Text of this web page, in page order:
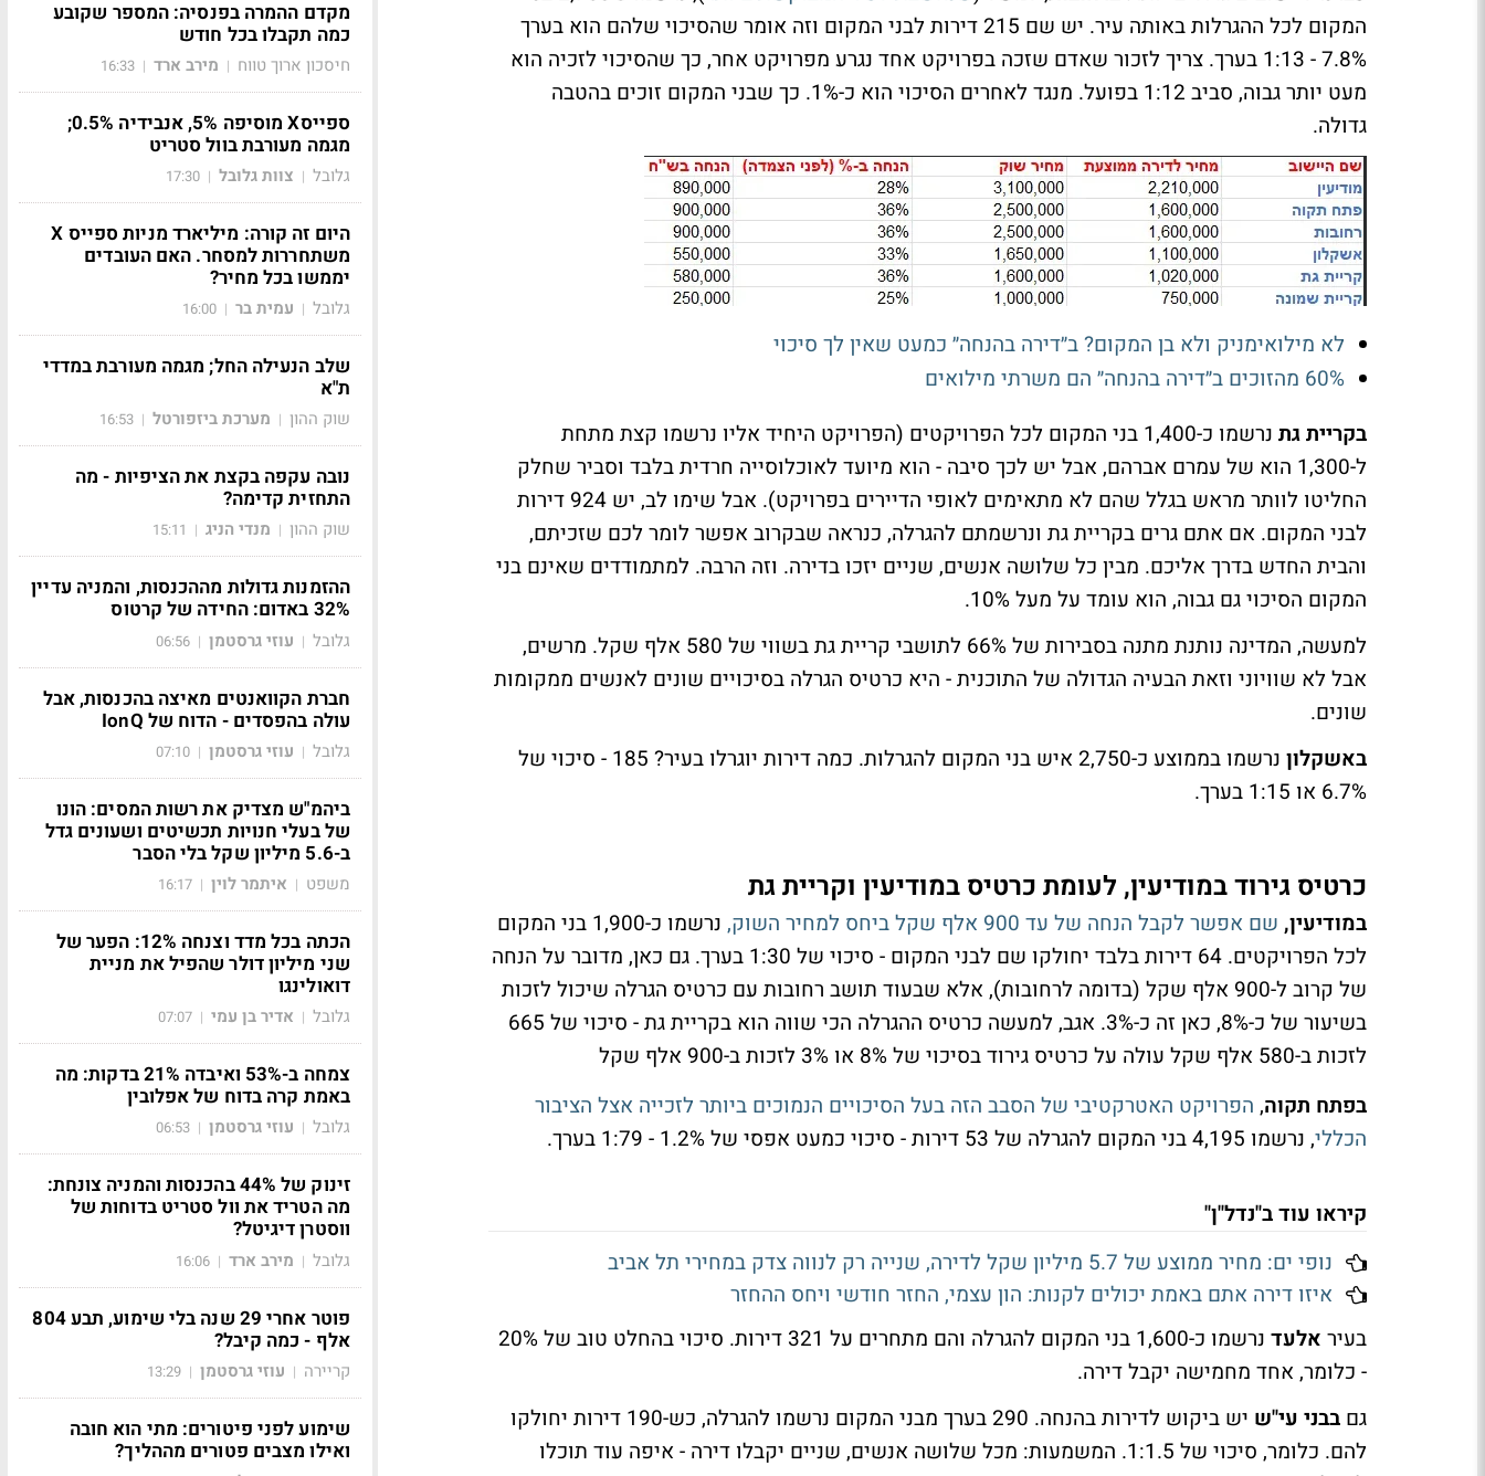
המקום לכל ההגרלות באותה עיר. יש שם 215 דירות לבני המקום וזה אומר שהסיכוי שלהם הוא בערך
7.8% - 1:13 בערך. צריך לזכור שאדם שזכה בפרויקט אחד נגרע מפרויקט אחר, כך שהסיכוי לזכיה הוא
מעט יותר גבוה, סביב 1:12 בפועל. מנגד לאחרים הסיכוי הוא כ-1%. כך שבני המקום זוכים בהטבה
גדולה.
לא מילואימניק ולא בן המקום? ב״דירה בהנחה״ כמעט שאין לך סיכוי
60% מהזוכים ב״דירה בהנחה״ הם משרתי מילואים
בקריית גת
נרשמו כ-1,400 בני המקום לכל הפרויקטים (הפרויקט היחיד אליו נרשמו קצת מתחת
ל-1,300 הוא של עמרם אברהם, אבל יש לכך סיבה - הוא מיועד לאוכלוסייה חרדית בלבד וסביר שחלק
החליטו לוותר מראש בגלל שהם לא מתאימים לאופי הדיירים בפרויקט). אבל שימו לב, יש 924 דירות
לבני המקום. אם אתם גרים בקריית גת ונרשמתם להגרלה, כנראה שבקרוב אפשר לומר לכם שזכיתם,
והבית החדש בדרך אליכם. מבין כל שלושה אנשים, שניים יזכו בדירה. וזה הרבה. למתמודדים שאינם בני
המקום הסיכוי גם גבוה, הוא עומד על מעל 10%.
למעשה, המדינה נותנת מתנה בסבירות של 66% לתושבי קריית גת בשווי של 580 אלף שקל. מרשים,
אבל לא שוויוני וזאת הבעיה הגדולה של התוכנית - היא כרטיס הגרלה בסיכויים שונים לאנשים ממקומות
שונים.
באשקלון
נרשמו בממוצע כ-2,750 איש בני המקום להגרלות. כמה דירות יוגרלו בעיר? 185 - סיכוי של
6.7% או 1:15 בערך.
כרטיס גירוד במודיעין, לעומת כרטיס במודיעין וקריית גת
במודיעין, שם אפשר לקבל הנחה של עד 900 אלף שקל ביחס למחיר השוק,
נרשמו כ-1,900 בני המקום
לכל הפרויקטים. 64 דירות בלבד יחולקו שם לבני המקום - סיכוי של 1:30 בערך. גם כאן, מדובר על הנחה
של קרוב ל-900 אלף שקל (בדומה לרחובות), אלא שבעוד תושב רחובות עם כרטיס הגרלה שיכול לזכות
בשיעור של כ-8%, כאן זה כ-3%. אגב, למעשה כרטיס ההגרלה הכי שווה הוא בקריית גת - סיכוי של 665
לזכות ב-580 אלף שקל עולה על כרטיס גירוד בסיכוי של 8% או 3% לזכות ב-900 אלף שקל
בפתח תקוה, הפרויקט האטרקטיבי של הסבב הזה בעל הסיכויים הנמוכים ביותר לזכייה אצל הציבור
הכללי, נרשמו 4,195 בני המקום להגרלה של 53 דירות - סיכוי כמעט אפסי של 1.2% - 1:79 בערך.
קיראו עוד ב"נדל"ן"
נופי ים: מחיר ממוצע של 5.7 מיליון שקל לדירה, שנייה רק לנווה צדק במחירי תל אביב
איזו דירה אתם באמת יכולים לקנות: הון עצמי, החזר חודשי ויחס ההחזר
בעיר אלעד
נרשמו כ-1,600 בני המקום להגרלה והם מתחרים על 321 דירות. סיכוי בהחלט טוב של 20%
- כלומר, אחד מחמישה יקבל דירה.
גם בבני עי"ש
יש ביקוש לדירות בהנחה. 290 בערך מבני המקום נרשמו להגרלה, כש-190 דירות יחולקו
להם. כלומר, סיכוי של 1:1.5. המשמעות: מכל שלושה אנשים, שניים יקבלו דירה - איפה עוד תוכלו
מקדם ההמרה בפנסיה: המספר שקובע
כמה תקבלו בכל חודש
חיסכון ארוך טווח | מירב ארד |
16:33
ספייסX מוסיפה 5%, אנבידיה 0.5%;
מגמה מעורבת בוול סטריט
גלובל | צוות גלובל |
17:30
היום זה קורה: מיליארד מניות ספייס X
משתחררות למסחר. האם העובדים
יממשו בכל מחיר?
גלובל | עמית בר |
16:00
שלב הנעילה החל; מגמה מעורבת במדדי
ת"א
שוק ההון | מערכת ביזפורטל |
16:53
נובה עקפה בקצת את הציפיות - מה
התחזית קדימה?
שוק ההון | מנדי הניג |
15:11
ההזמנות גדולות מההכנסות, והמניה עדיין
32% באדום: החידה של קרטוס
גלובל | עוזי גרסטמן |
06:56
חברת הקוואנטים מאיצה בהכנסות, אבל
עולה בהפסדים - הדוח של IonQ
גלובל | עוזי גרסטמן |
07:10
ביהמ"ש מצדיק את רשות המסים: הונו
של בעלי חנויות תכשיטים ושעונים גדל
ב-5.6 מיליון שקל בלי הסבר
משפט | איתמר לוין |
16:17
הכתה בכל מדד וצנחה 12%: הפער של
שני מיליון דולר שהפיל את מניית
דואולינגו
גלובל | אדיר בן עמי |
07:07
צמחה ב-53% ואיבדה 21% בדקות: מה
באמת קרה בדוח של אפלובין
גלובל | עוזי גרסטמן |
06:53
זינוק של 44% בהכנסות והמניה צונחת:
מה הטריד את וול סטריט בדוחות של
ווסטרן דיגיטל?
גלובל | מירב ארד |
16:06
פוטר אחרי 29 שנה בלי שימוע, תבע 804
אלף - כמה קיבל?
קריירה | עוזי גרסטמן |
13:29
שימוע לפני פיטורים: מתי הוא חובה
ואילו מצבים פטורים מההליך?